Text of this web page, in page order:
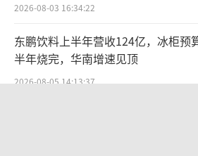
张连三在交流发言中表
界经济发展报社同仁们和企
濠江之畔。山东是人口大省
2026-08-03 16:34:22
东鹏饮料上半年营收124亿，冰柜预
半年烧完，华南增速见顶
2026-08-05 14:13:37